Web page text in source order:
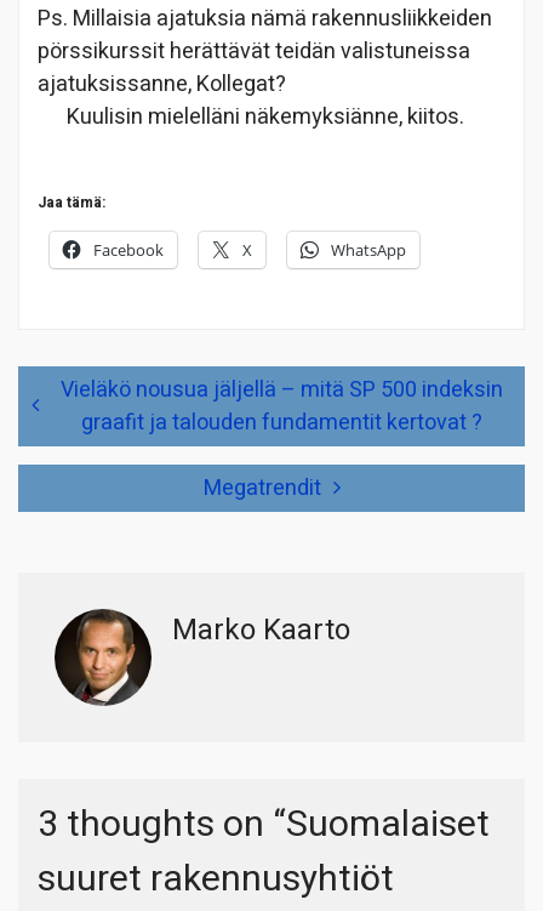
Ps. Millaisia ajatuksia nämä rakennusliikkeiden
pörssikurssit herättävät teidän valistuneissa
ajatuksissanne, Kollegat?
Kuulisin mielelläni näkemyksiänne, kiitos.
Jaa tämä:
Facebook X WhatsApp
Artikkelien
selausVieläkö nousua jäljellä – mitä SP 500 indeksin
graafit ja talouden fundamentit kertovat ?
Megatrendit
Marko Kaarto
3 thoughts on “Suomalaiset
suuret rakennusyhtiöt